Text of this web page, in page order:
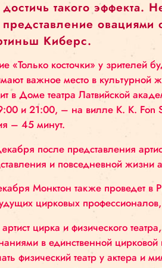
практически чудо,
заключается в том,
достичь такого
представление
Мартиньш Киберс.
«Только
занимают важное место в
выступит в Доме театра
в 19:00 и 21:00, – на
– 45 минут.
17 декабря после
представления и